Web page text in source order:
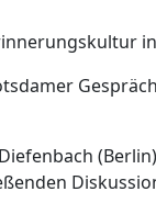
(Berlin)